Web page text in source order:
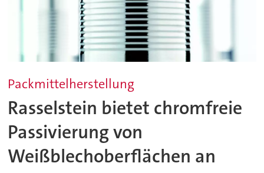
Packmittelherstellung
Rasselstein bietet chromfreie
Passivierung von
Weißblechoberflächen an